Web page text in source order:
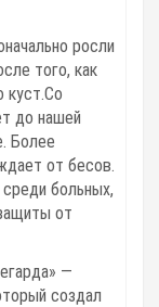
росли
того, как
куст.Со
до нашей
Более
от бесов.
среди больных,
от
—
создал